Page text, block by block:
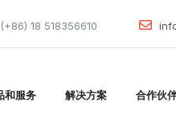
18 518356610
和服务 解决方案 合作伙